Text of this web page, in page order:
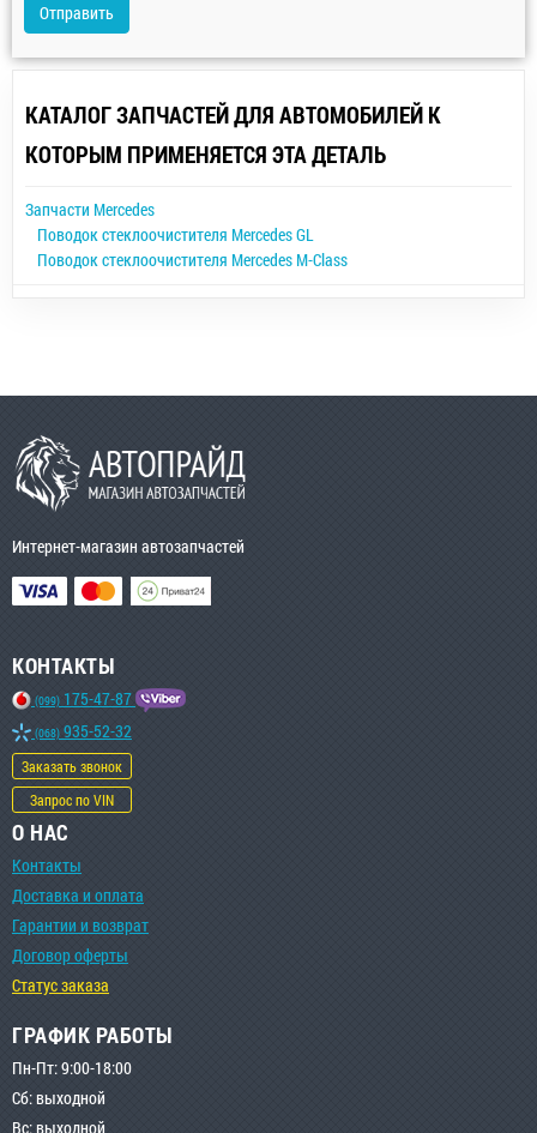
Отправить
КАТАЛОГ ЗАПЧАСТЕЙ ДЛЯ АВТОМОБИЛЕЙ К
КОТОРЫМ ПРИМЕНЯЕТСЯ ЭТА ДЕТАЛЬ
Запчасти Mercedes
Поводок стеклоочистителя Mercedes GL
Поводок стеклоочистителя Mercedes M-Class
Интернет-магазин автозапчастей
КОНТАКТЫ
(099) 175-47-87
(068) 935-52-32
Заказать звонок
Запрос по VIN
О НАС
Контакты
Доставка и оплата
Гарантии и возврат
Договор оферты
Статус заказа
ГРАФИК РАБОТЫ
Пн-Пт: 9:00-18:00
Сб: выходной
Вс: выходной